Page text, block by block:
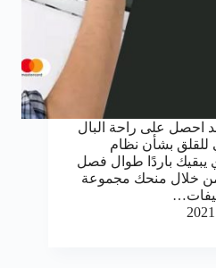
احصل على راحة البال
للقلق بشأن نظام
يبقيك باردًا طوال فصل
خلال منحك مجموعة